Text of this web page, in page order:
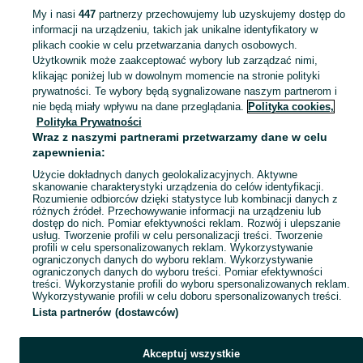
KATEGORIA
Skorzystaj z największego serwisu ogłoszeniowego - Karolina-Kolonia i okolice! Kupuj to, czego pragniesz i sprzedawaj to, czego już nie potrzebujesz! Zobacz
Mapa kategorii
Mapa miejscowości
Mapa ministron
Popularne wyszukiwania
My i nasi 447partnerzy przechowujemy lub uzyskujemy dostęp do
informacji na urządzeniu, takich jak unikalne identyfikatory w
plikach cookie w celu przetwarzania danych osobowych.
Użytkownik może zaakceptować wybory lub zarządzać nimi,
klikając poniżej lub w dowolnym momencie na stronie polityki
prywatności. Te wybory będą sygnalizowane naszym partnerom i
nie będą miały wpływu na dane przeglądania. Polityka cookies,
Polityka Prywatności
Wraz z naszymi partnerami przetwarzamy dane w celu
zapewnienia:
Użycie dokładnych danych geolokalizacyjnych. Aktywne
skanowanie charakterystyki urządzenia do celów identyfikacji.
Rozumienie odbiorców dzięki statystyce lub kombinacji danych z
różnych źródeł. Przechowywanie informacji na urządzeniu lub
dostęp do nich. Pomiar efektywności reklam. Rozwój i ulepszanie
usług. Tworzenie profili w celu personalizacji treści. Tworzenie
profili w celu spersonalizowanych reklam. Wykorzystywanie
ograniczonych danych do wyboru reklam. Wykorzystywanie
ograniczonych danych do wyboru treści. Pomiar efektywności
treści. Wykorzystanie profili do wyboru spersonalizowanych reklam.
Wykorzystywanie profili w celu doboru spersonalizowanych treści.
Lista partnerów (dostawców)
Akceptuj wszystkie